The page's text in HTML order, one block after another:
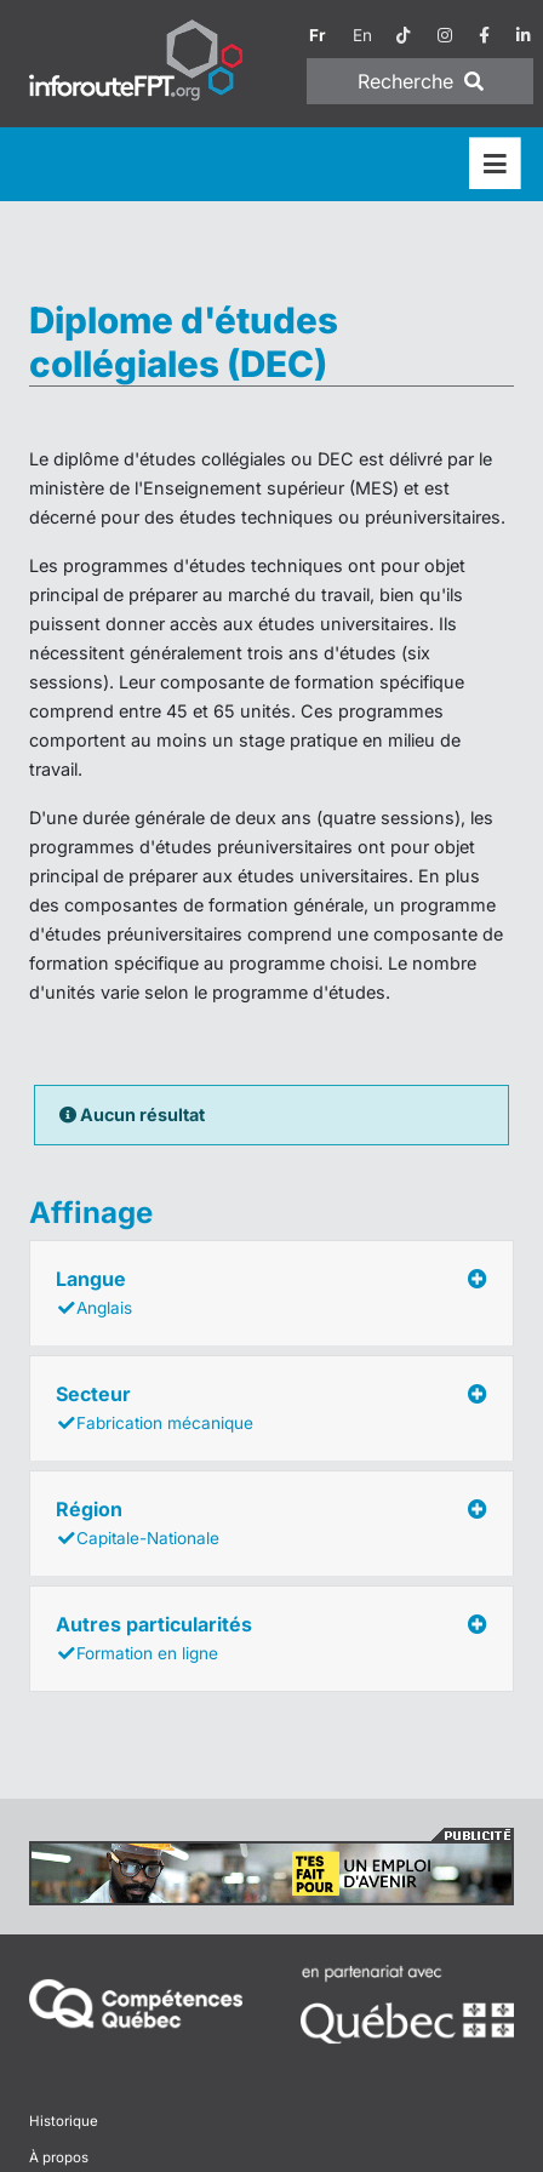
Fr En
Recherche
Diplome d'études
collégiales (DEC)
Le diplôme d'études collégiales ou DEC est délivré par le
ministère de l'Enseignement supérieur (MES) et est
décerné pour des études techniques ou préuniversitaires.
Les programmes d'études techniques ont pour objet
principal de préparer au marché du travail, bien qu'ils
puissent donner accès aux études universitaires. Ils
nécessitent généralement trois ans d'études (six
sessions). Leur composante de formation spécifique
comprend entre 45 et 65 unités. Ces programmes
comportent au moins un stage pratique en milieu de
travail.
D'une durée générale de deux ans (quatre sessions), les
programmes d'études préuniversitaires ont pour objet
principal de préparer aux études universitaires. En plus
des composantes de formation générale, un programme
d'études préuniversitaires comprend une composante de
formation spécifique au programme choisi. Le nombre
d'unités varie selon le programme d'études.
Aucun résultat
Affinage
Langue
Anglais
Secteur
Fabrication mécanique
Région
Capitale-Nationale
Autres particularités
Formation en ligne
Historique
À propos